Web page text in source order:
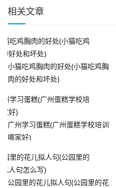
相关文章
小猫吃鸡胸肉的好处(小猫吃鸡胸
肉的好处和坏处)
广州学习蛋糕(广州蛋糕学校培训
哪家好)
公园里的花儿拟人句(公园里的花